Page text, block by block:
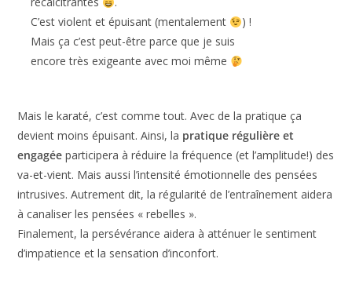
C’est violent et épuisant (mentalement
Mais ça c’est peut-être parce que je suis
encore très exigeante avec moi même
devient moins épuisant. Ainsi, lapratique régulière et
engagéeparticipera à réduire la fréquence (et l’amplitude!) des
va-et-vient. Mais aussi l’intensité émotionnelle des pensées
intrusives. Autrement dit, la régularité de l’entraînement aidera
à canaliser les pensées « rebelles ».
Finalement, la persévérance aidera à atténuer le sentiment
d’impatience et la sensation d’inconfort.